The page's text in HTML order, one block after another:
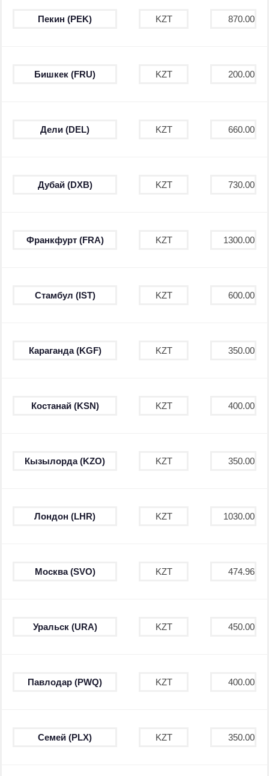
Пекин (PEK) KZT 870.00
Бишкек (FRU) KZT 200.00
Дели (DEL) KZT 660.00
Дубай (DXB) KZT 730.00
Франкфурт (FRA) KZT 1300.00
Стамбул (IST) KZT 600.00
Караганда (KGF) KZT 350.00
Костанай (KSN) KZT 400.00
Кызылорда (KZO) KZT 350.00
Лондон (LHR) KZT 1030.00
Москва (SVO) KZT 474.96
Уральск (URA) KZT 450.00
Павлодар (PWQ) KZT 400.00
Семей (PLX) KZT 350.00